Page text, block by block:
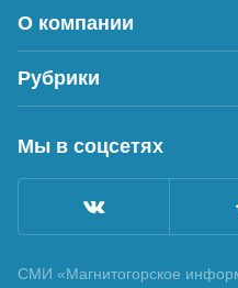
О компании
Рубрики
Мы в соцсетях
СМИ «Магнитогорское